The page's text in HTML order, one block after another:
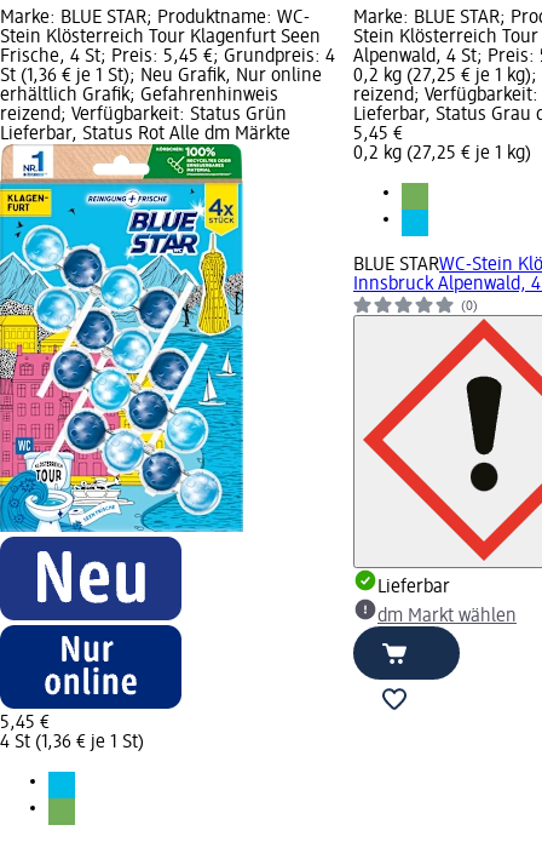
Marke: BLUE STAR; Produktname: WC-
Stein Klösterreich Tour Klagenfurt Seen
Frische, 4 St; Preis: 5,45 €; Grundpreis: 4
St (1,36 € je 1 St); Neu Grafik, Nur online
erhältlich Grafik; Gefahrenhinweis
reizend; Verfügbarkeit: Status Grün
Lieferbar, Status Rot Alle dm Märkte
5,45 €
4 St (1,36 € je 1 St)
Marke: BLUE STAR;
Stein Klösterreich
Alpenwald, 4 St;
0,2 kg (27,25 € je 1
reizend;
Lieferbar, Status Grau
5,45 €
0,2 kg (27,25 € je 1 kg)
BLUE STARWC-Stein
Innsbruck Alpenwald,
(0)
Lieferbar
dm Markt wählen